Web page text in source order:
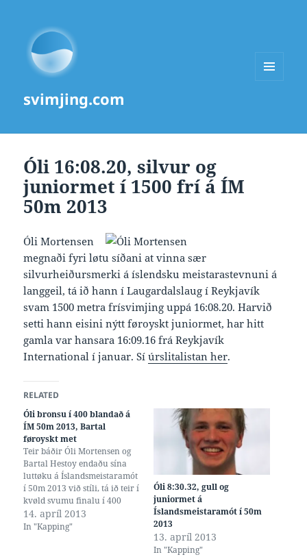
svimjing.com
Óli 16:08.20, silvur og
juniormet í 1500 frí á ÍM
50m 2013
Óli Mortensen
megnaði fyri løtu síðani at vinna sær
silvurheiðursmerki á íslendsku meistarastevnuni á
langgeil, tá ið hann í Laugardalslaug í Reykjavík
svam 1500 metra frísvimjing uppá 16:08.20. Harvið
setti hann eisini nýtt føroyskt juniormet, har hitt
gamla var hansara 16:09.16 frá Reykjavík
International í januar. Síúrslitalistan her.
RELATED
Óli bronsu í 400 blandað á
ÍM 50m 2013, Bartal
føroyskt met
Teir báðir Óli Mortensen og
Bartal Hestoy endaðu sína
luttøku á Íslandsmeistaramót
í 50m 2013 við stíli, tá ið teir í
kvøld svumu finalu í 400
metra blandaðari svimjing,
Óli við tíðini 4:45.85 sum gav
14. apríl 2013
In "Kapping"
Óli 8:30.32, gull og
juniormet á
Íslandsmeistaramót í 50m
2013
13. apríl 2013
In "Kapping"